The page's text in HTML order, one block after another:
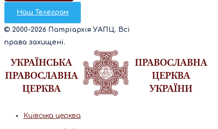
Наш Телеграм
© 2000-2026 Патріархія УАПЦ. Всі
права захищені.
Київська церква